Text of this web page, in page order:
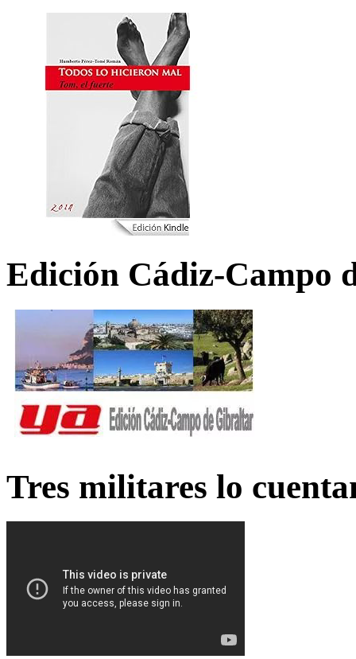
Edición Cádiz-Campo
Tres militares lo